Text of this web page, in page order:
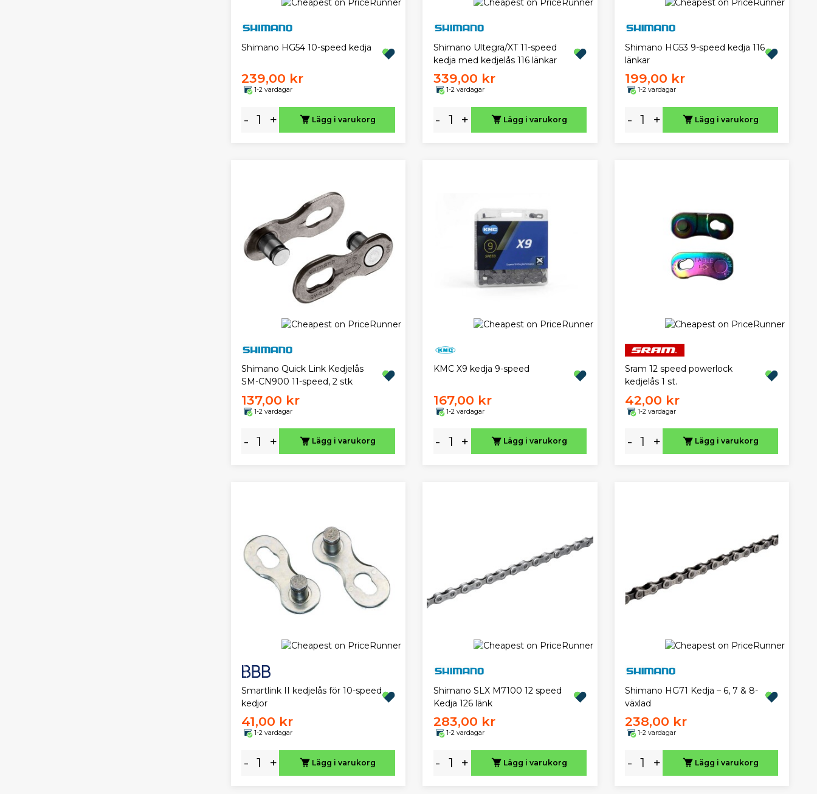
Shimano HG54 10-speed kedja
239,00 kr
1-2 vardagar
- + Lägg i varukorg
Shimano Ultegra/XT 11-speed
kedja med kedjelås 116 länkar
339,00 kr
1-2 vardagar
- + Lägg i varukorg
Shimano HG53 9-speed kedja 116
länkar
199,00 kr
1-2 vardagar
- + Lägg i varukorg
Shimano Quick Link Kedjelås
SM-CN900 11-speed, 2 stk
137,00 kr
1-2 vardagar
- + Lägg i varukorg
KMC X9 kedja 9-speed
167,00 kr
1-2 vardagar
- + Lägg i varukorg
Sram 12 speed powerlock
kedjelås 1 st.
42,00 kr
1-2 vardagar
- + Lägg i varukorg
Smartlink II kedjelås för 10-speed
kedjor
41,00 kr
1-2 vardagar
- + Lägg i varukorg
Shimano SLX M7100 12 speed
Kedja 126 länk
283,00 kr
1-2 vardagar
- + Lägg i varukorg
Shimano HG71 Kedja – 6, 7 & 8-
växlad
238,00 kr
1-2 vardagar
- + Lägg i varukorg